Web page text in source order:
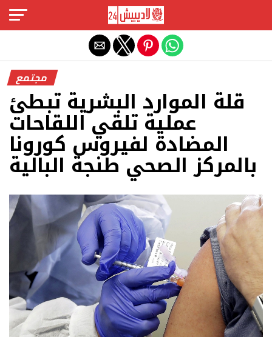
مجتمع
قلة الموارد البشرية تبطئ
عملية تلقي اللقاحات
المضادة لفيروس كورونا
بالمركز الصحي طنجة البالية
Exit mobile version